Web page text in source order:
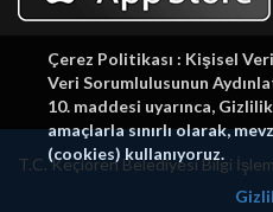
T.C. Keçiören Belediyesi Bilgi
Çerez Politikası : Kişisel
Veri Sorumlulusunun
10. maddesi uyarınca,
amaçlarla sınırlı olarak,
(cookies) kullanıyoruz.